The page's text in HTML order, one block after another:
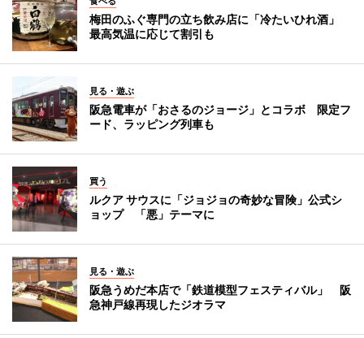
梅田のふぐ専門の立ち飲み店に「冷たいひれ酒」
最高気温に応じて割引も
見る・遊ぶ
阪急電車が「おさるのジョージ」とコラボ 限定フ
ード、ラッピング列車も
買う
ルクア サウスに「ジョジョの奇妙な冒険」公式シ
ョップ 「悪」テーマに
見る・遊ぶ
阪急うめだ本店で「鉄道模型フェスティバル」 阪
急神戸線再現したジオラマ